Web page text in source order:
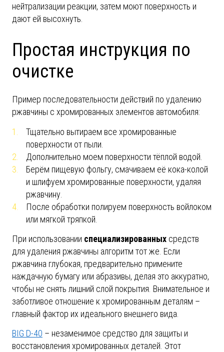
нейтрализации реакции, затем моют поверхность и
дают ей высохнуть.
Простая инструкция по
очистке
Пример последовательности действий по удалению
ржавчины с хромированных элементов автомобиля:
Тщательно вытираем все хромированные
поверхности от пыли.
Дополнительно моем поверхности тёплой водой.
Берём пищевую фольгу, смачиваем её кока-колой
и шлифуем хромированные поверхности, удаляя
ржавчину.
После обработки полируем поверхность войлоком
или мягкой тряпкой.
При использовании специализированных средств
для удаления ржавчины алгоритм тот же. Если
ржавчина глубокая, предварительно примените
наждачную бумагу или абразивы, делая это аккуратно,
чтобы не снять лишний слой покрытия. Внимательное и
заботливое отношение к хромированным деталям –
главный фактор их идеального внешнего вида.
BIG D-40 – незаменимое средство для защиты и
восстановления хромированных деталей. Этот